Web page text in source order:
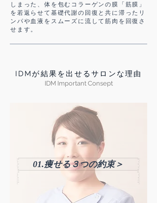
しまった、体を包むコラーゲンの膜「筋膜」
を若返らせて基礎代謝の回復と共に滞ったリ
ンパや血液をスムーズに流して筋肉を回復さ
せます。
IDMが結果を出せるサロンな理由
IDM Important Consept
01.痩せる３つの約束＞